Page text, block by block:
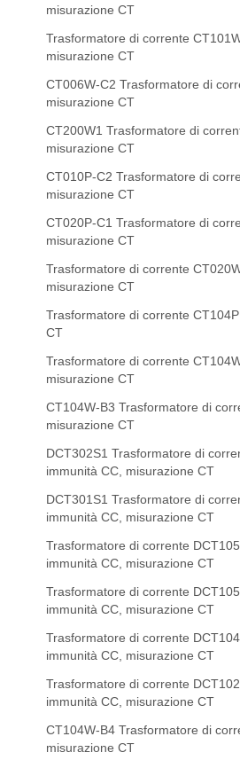
misurazione CT
Trasformatore di corrente
misurazione CT
CT006W-C2 Trasformatore di
misurazione CT
CT200W1 Trasformatore di
misurazione CT
CT010P-C2 Trasformatore di
misurazione CT
CT020P-C1 Trasformatore di
misurazione CT
Trasformatore di corrente
misurazione CT
Trasformatore di corrente
CT
Trasformatore di corrente
misurazione CT
CT104W-B3 Trasformatore di
misurazione CT
DCT302S1 Trasformatore di
immunità CC, misurazione CT
DCT301S1 Trasformatore di
immunità CC, misurazione CT
Trasformatore di corrente
immunità CC, misurazione CT
Trasformatore di corrente
immunità CC, misurazione CT
Trasformatore di corrente
immunità CC, misurazione CT
Trasformatore di corrente
immunità CC, misurazione CT
CT104W-B4 Trasformatore di
misurazione CT